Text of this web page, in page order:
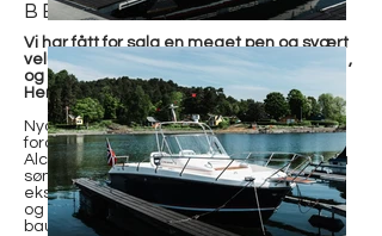
BESKRIVELSE
Vi har fått for salg en meget pen og svært
velutstyrt Marex 360CC. Båten er fra 2021,
og har knapt tre sesonger under kjølen.
Her får du virkelig "ny" båt til brukt pris.
Nydelig, full teakpakke og solseng på
fordekk. Putene ombord er i Dark Grey
Alcantara, med hvit diamond-stitching på
sømmene. Godt utstyrt modell, av
ekstatustyr nevner vi bla: ankervinsj foran
og bak, “ryggekamera”, dobbel plotter,
baug og hekk-thruster etc.